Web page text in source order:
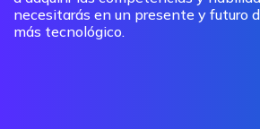
necesitarás en un presente y futuro
más tecnológico.